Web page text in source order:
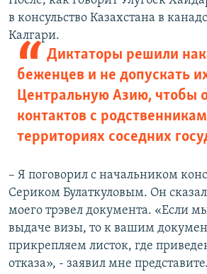
в консульство Казахстана в
Калгари.
Диктаторы решили
беженцев и не допускать
Центральную Азию, чтобы
контактов с
территориях соседних
– Я поговорил с начальником
Сериком Булаткуловым. Он
моего трэвел документа. «Если
выдаче визы, то к вашим
прикрепляем листок, где
отказа», - заявил мне